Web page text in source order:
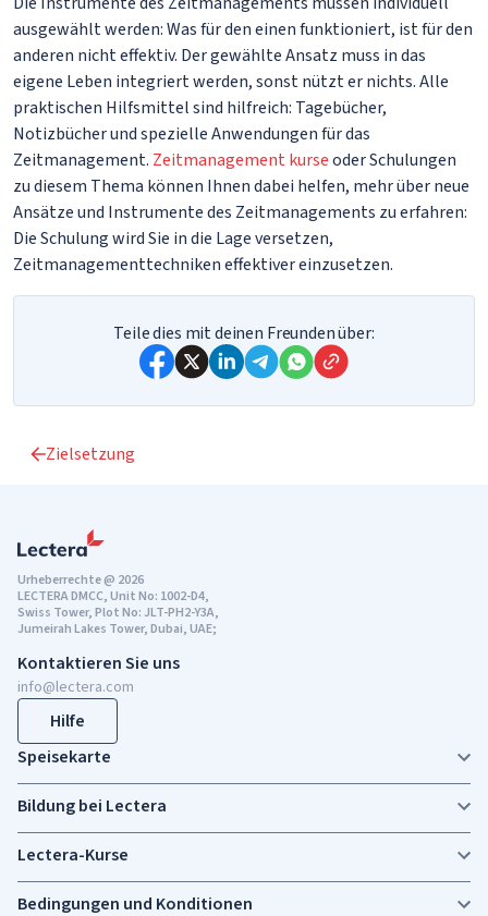
ausgewählt werden: Was für den einen funktioniert, ist für den
anderen nicht effektiv. Der gewählte Ansatz muss in das
eigene Leben integriert werden, sonst nützt er nichts. Alle
praktischen Hilfsmittel sind hilfreich: Tagebücher,
Notizbücher und spezielle Anwendungen für das
Zeitmanagement. Zeitmanagement kurseoder Schulungen
zu diesem Thema können Ihnen dabei helfen, mehr über neue
Ansätze und Instrumente des Zeitmanagements zu erfahren:
Die Schulung wird Sie in die Lage versetzen,
Zeitmanagementtechniken effektiver einzusetzen.
Teile dies mit deinen Freunden über:
Zielsetzung
Urheberrechte @ 2026
LECTERA DMCC, Unit No: 1002-D4,
Swiss Tower, Plot No: JLT-PH2-Y3A,
Jumeirah Lakes Tower, Dubai, UAE;
Kontaktieren Sie uns
info@lectera.com
Hilfe
Speisekarte
Bildung bei Lectera
Lectera-Kurse
Bedingungen und Konditionen